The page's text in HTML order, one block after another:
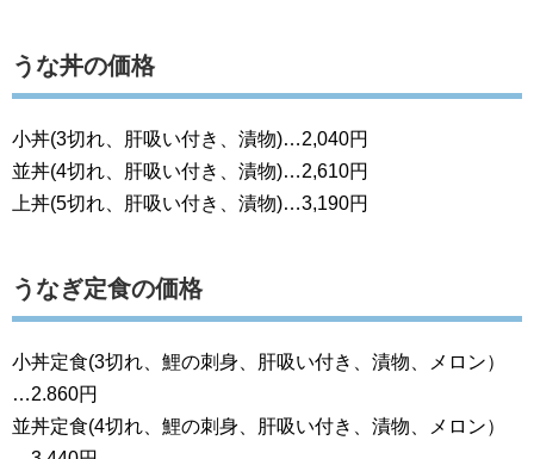
うな丼の価格
小丼(3切れ、肝吸い付き、漬物)…2,040円
並丼(4切れ、肝吸い付き、漬物)…2,610円
上丼(5切れ、肝吸い付き、漬物)…3,190円
うなぎ定食の価格
小丼定食(3切れ、鯉の刺身、肝吸い付き、漬物、メロン）
…2.860円
並丼定食(4切れ、鯉の刺身、肝吸い付き、漬物、メロン）